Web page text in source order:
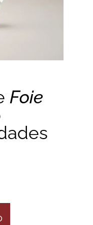
Foie